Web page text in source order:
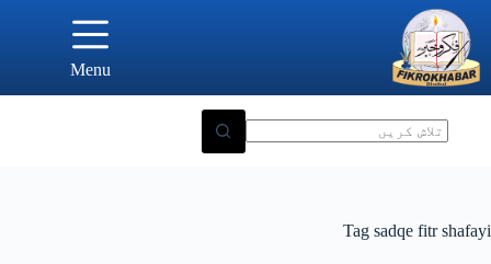
content
Menu
Tag sadqe fitr shafayi